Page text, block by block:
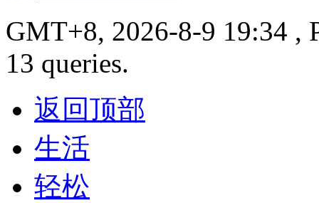
GMT+8, 2026-8-9 19:34 ,
13 queries.
返回顶部
生活
轻松